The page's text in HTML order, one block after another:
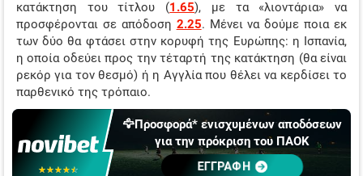
κατάκτηση του τίτλου (1.65), με τα «λιοντάρια» να
προσφέρονται σε απόδοση 2.25. Μένει να δούμε ποια εκ
των δύο θα φτάσει στην κορυφή της Ευρώπης: η Ισπανία,
η οποία οδεύει προς την τέταρτή της κατάκτηση (θα είναι
ρεκόρ για τον θεσμό) ή η Αγγλία που θέλει να κερδίσει το
παρθενικό της τρόπαιο.
☆☆☆☆☆
★★★★★
🦅Προσφορά* ενισχυμένων αποδόσεων
για την πρόκριση του ΠΑΟΚ
ΕΓΓΡΑΦΗ